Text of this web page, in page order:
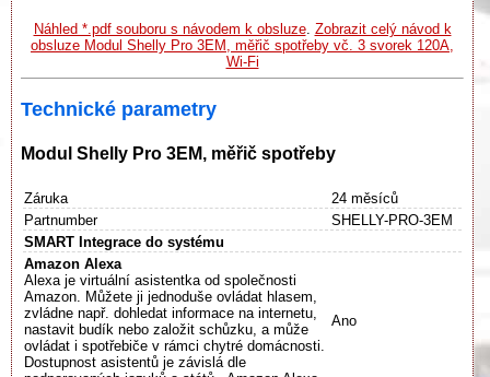
Náhled *.pdf souboru s návodem k obsluze. Zobrazit celý návod k
obsluze Modul Shelly Pro 3EM, měřič spotřeby vč. 3 svorek 120A,
Wi-Fi
Technické parametry
Modul Shelly Pro 3EM, měřič spotřeby
Záruka
24 měsíců
Partnumber
SHELLY-PRO-3EM
SMART Integrace do systému
Amazon Alexa
Alexa je virtuální asistentka od společnosti
Amazon. Můžete ji jednoduše ovládat hlasem,
zvládne např. dohledat informace na internetu,
nastavit budík nebo založit schůzku, a může
ovládat i spotřebiče v rámci chytré domácnosti.
Dostupnost asistentů je závislá dle
Ano